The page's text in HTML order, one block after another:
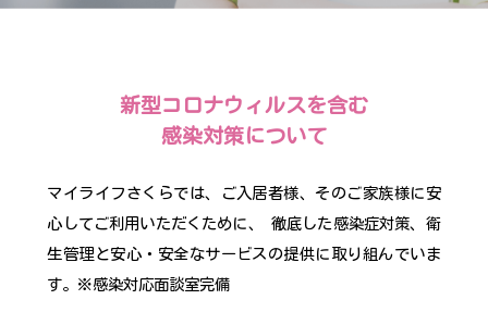
新型コロナウィルスを含む
感染対策について
マイライフさくらでは、ご入居者様、そのご家族様に安
心してご利用いただくために、 徹底した 感染症対策、衛
生管理と安心・安全なサービスの提供に取り組んでいま
す。※感染対応面談室完備